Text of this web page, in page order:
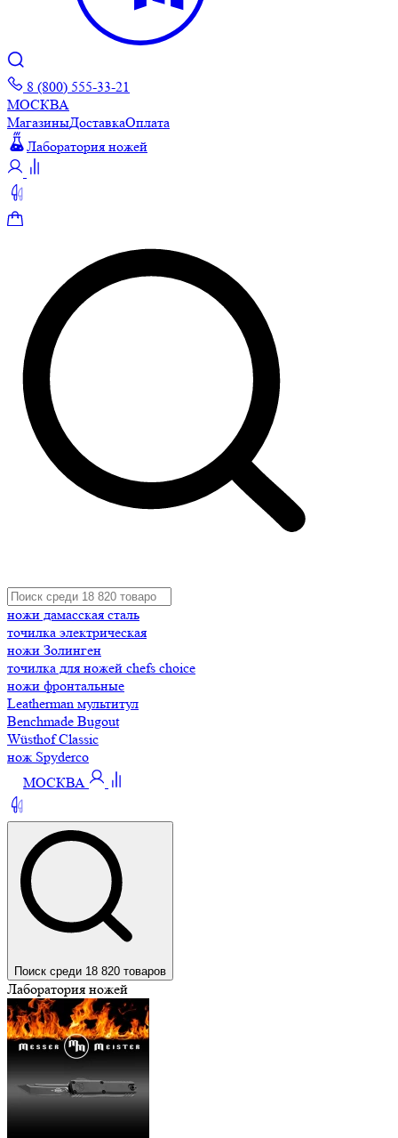
8 (800) 555-33-21
МОСКВА
МагазиныДоставкаОплата
Лаборатория ножей
ножи дамасская сталь
точилка электрическая
ножи Золинген
точилка для ножей chefs choice
ножи фронтальные
Leatherman мультитул
Benchmade Bugout
Wüsthof Classic
нож Spyderco
МОСКВА
Поиск среди 18 820 товаров
Лаборатория ножей